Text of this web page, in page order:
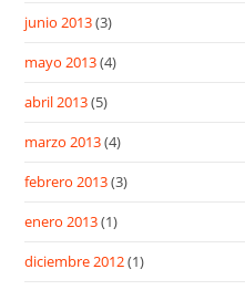
junio 2013(3)
mayo 2013(4)
abril 2013(5)
marzo 2013(4)
febrero 2013(3)
enero 2013(1)
diciembre 2012(1)